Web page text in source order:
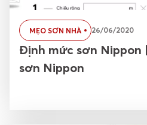
MẸO SƠN NHÀ 26/06/2020
Định mức sơn Nippon
sơn Nippon